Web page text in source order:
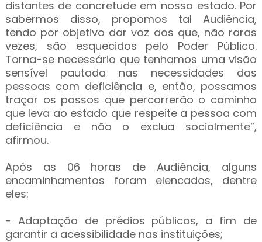
distantes de concretude em nosso estado. Por
sabermos disso, propomos tal Audiência,
tendo por objetivo dar voz aos que, não raras
vezes, são esquecidos pelo Poder Público.
Torna-se necessário que tenhamos uma visão
sensível pautada nas necessidades das
pessoas com deficiência e, então, possamos
traçar os passos que percorrerão o caminho
que leva ao estado que respeite a pessoa com
deficiência e não o exclua socialmente”,
afirmou.
Após as 06 horas de Audiência, alguns
encaminhamentos foram elencados, dentre
eles:
- Adaptação de prédios públicos, a fim de
garantir a acessibilidade nas instituições;